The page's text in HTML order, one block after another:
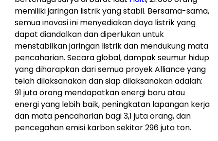
memiliki jaringan listrik yang stabil. Bersama-sama,
semua inovasi ini menyediakan daya listrik yang
dapat diandalkan dan diperlukan untuk
menstabilkan jaringan listrik dan mendukung mata
pencaharian. Secara global, dampak seumur hidup
yang diharapkan dari semua proyek Alliance yang
telah dilaksanakan dan siap dilaksanakan adalah:
91 juta orang mendapatkan energi baru atau
energi yang lebih baik, peningkatan lapangan kerja
dan mata pencaharian bagi 3,1 juta orang, dan
pencegahan emisi karbon sekitar 296 juta ton.